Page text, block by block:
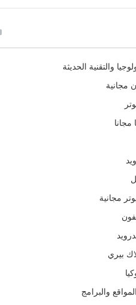
والتقنية الحديثة
مجانية
مجانا
مجانية
بيري
والبرامج